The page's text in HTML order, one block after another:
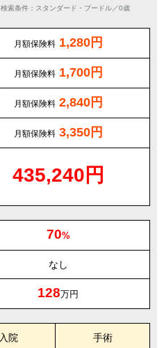
検索条件：スタンダード・プードル／0歳
月額保険料 1,280円
月額保険料 1,700円
月額保険料 2,840円
月額保険料 3,350円
435,240円
70%
なし
128万円
入院 手術